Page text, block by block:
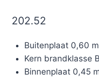
202.52
Buitenplaat 0,60
Kern brandklasse
Binnenplaat 0,45